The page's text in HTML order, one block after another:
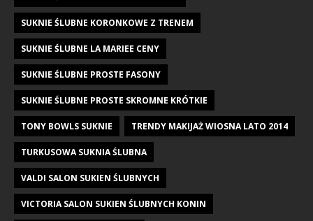
SUKNIE ŚLUBNE KORONKOWE Z TRENEM
SUKNIE ŚLUBNE LA MARIEE CENY
SUKNIE ŚLUBNE PROSTE FASONY
SUKNIE ŚLUBNE PROSTE SKROMNE KRÓTKIE
TONY BOWLS SUKNIE TRENDY MAKIJAŻ WIOSNA LATO 2014
TURKUSOWA SUKNIA ŚLUBNA
VALDI SALON SUKIEN ŚLUBNYCH
VICTORIA SALON SUKIEN ŚLUBNYCH KONIN